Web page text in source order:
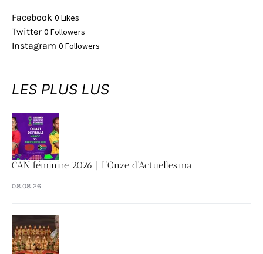
Facebook 0 Likes
Twitter 0 Followers
Instagram 0 Followers
LES PLUS LUS
CAN féminine 2026 | L’Onze d’Actuelles.ma
08.08.26